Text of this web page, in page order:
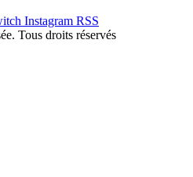
Instagram RSS
Tous droits réservés